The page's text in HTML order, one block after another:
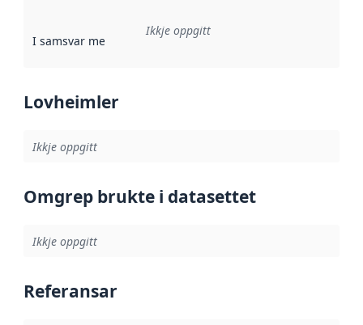
I samsvar med Referanse til ei implementeringsregel eller
Ikkje oppgitt
Lovheimler
Ikkje oppgitt
Omgrep brukte i datasettet
Ikkje oppgitt
Referansar